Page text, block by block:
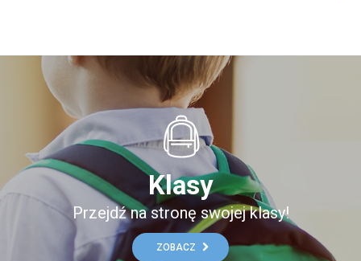
Klasy
Przejdź na stronę swojej klasy!
ZOBACZ